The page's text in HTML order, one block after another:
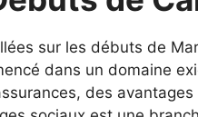
sur les débuts de
dans un domaine
des